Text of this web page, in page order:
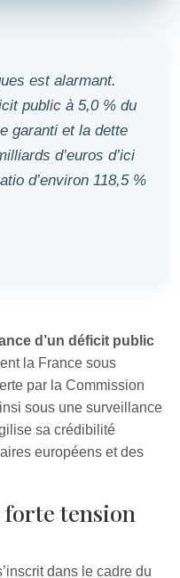
est alarmant.
public à 5,0 % du
garanti et la dette
d’euros d’ici
d’environ 118,5 %
d’un déficit public
la France sous
par la Commission
sous une surveillance
sa crédibilité
européens et des
forte tension
dans le cadre du